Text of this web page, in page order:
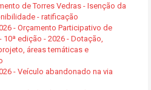
de Torres Vedras - Isenção da
- ratificação
- Orçamento Participativo de
10ª edição - 2026 - Dotação,
áreas temáticas e
- Veículo abandonado na via